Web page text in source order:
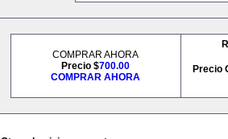
COMPRAR AHORA
Precio $700.00
COMPRAR AHORA
Precio